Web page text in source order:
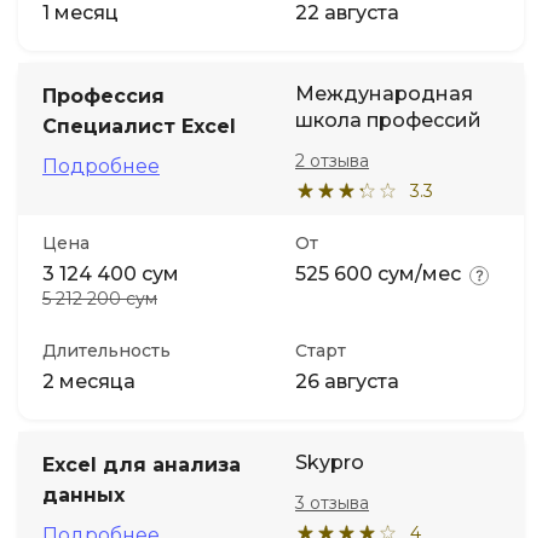
1 месяц 22 августа
Профессия
Специалист Excel
Подробнее
Международная
школа профессий
3.3
2 отзыва
Цена
3 124 400 сум
5 212 200 сум
От
525 600 сум/мес
Длительность
2 месяца
Старт
26 августа
Excel для анализа
данных
Skypro
4
3 отзыва